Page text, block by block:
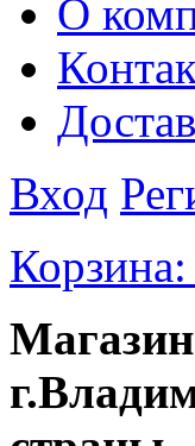
О
Вход
Корзина: